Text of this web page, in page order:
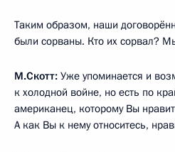
Таким образом, наши
были сорваны. Кто их сорвал?
М.Скотт: Уже упоминается и
к холодной войне, но есть по
американец, которому Вы
А как Вы к нему относитесь,